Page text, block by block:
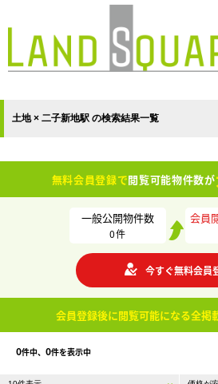
土地 × 二子新地駅 の検索結果一覧
無料会員登録で閲覧可能物件数が
一般公開物件数
0件
会員
今すぐ無料会員
会員登録後に閲覧可能になる全掲
0件中、 0件を表示中